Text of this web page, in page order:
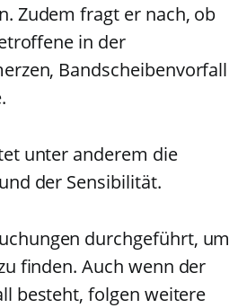
Zudem fragt er nach, ob
in der
Bandscheibenvorfall
unter anderem die
der Sensibilität.
durchgeführt, um
finden. Auch wenn der
besteht, folgen weitere